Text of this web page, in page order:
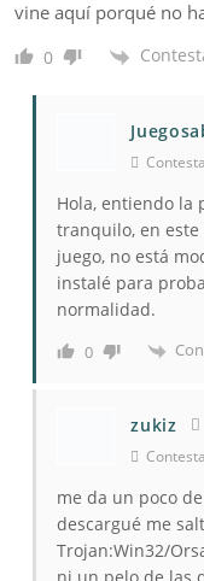
vine aquí porqué no
0
Hola, entiendo la
tranquilo, en este
juego, no está
instalé para
normalidad.
0
zukiz
me da un poco
descargué me
Trojan:Win32/